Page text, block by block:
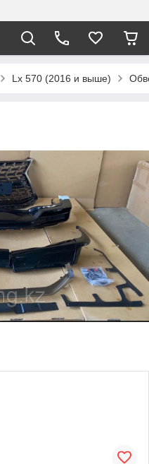
Lx 570 (2016 и выше)